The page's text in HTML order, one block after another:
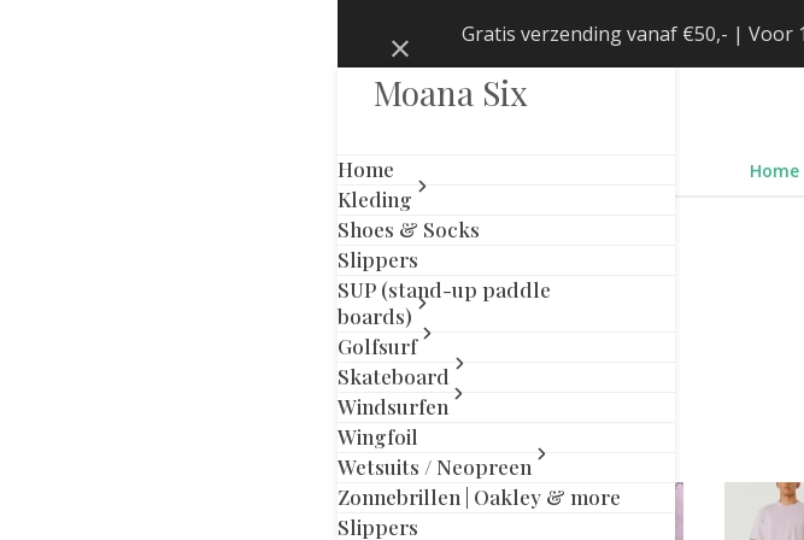
Gratis verzending vanaf €50,- | Voor
Negeren
Moana Six
Home
Kleding
Shoes & Socks
Slippers
SUP (stand-up paddle
boards)
Golfsurf
Skateboard
Windsurfen
Wingfoil
Wetsuits / Neopreen
Zonnebrillen | Oakley & more
Slippers
Home
previous
next